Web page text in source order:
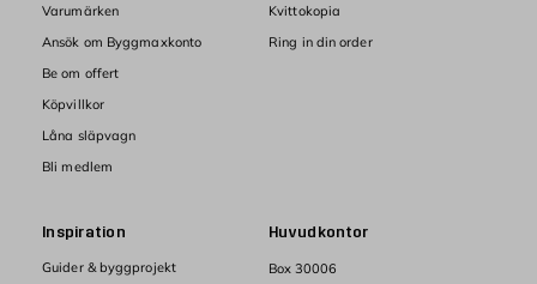
Huvudkontor
Box 30006
Varumärken
Ansök om Byggmaxkonto
Be om offert
Köpvillkor
Låna släpvagn
Bli medlem
Kvittokopia
Ring in din order
Inspiration
Guider & byggprojekt